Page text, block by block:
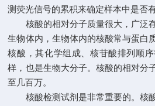
测荧光信号的累积来确定样本中是否
核酸的相对分子质量很大，广泛
生物体内，生物体内的核酸常与蛋白
核酸，其化学组成、核苷酸排列顺
样，也是生物大分子。核酸的相对分
至几百万。
核酸检测试剂是非常重要的。核